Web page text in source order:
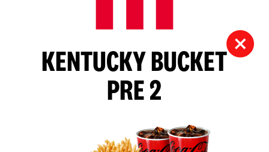
KENTUCKY BUCKET
PRE 2